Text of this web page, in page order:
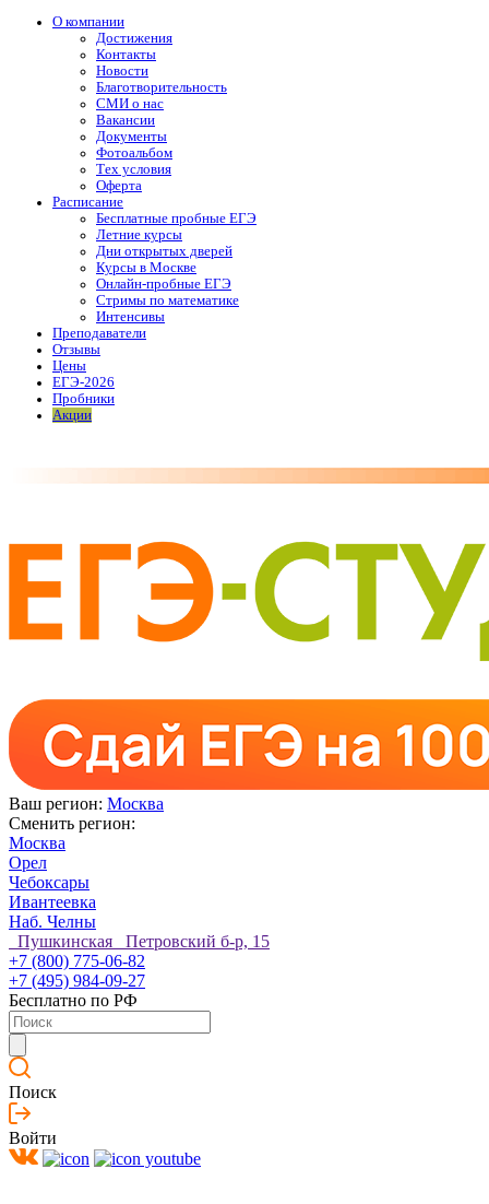
О компании
Достижения
Контакты
Новости
Благотворительность
СМИ о нас
Вакансии
Документы
Фотоальбом
Тех условия
Оферта
Расписание
Бесплатные пробные ЕГЭ
Летние курсы
Дни открытых дверей
Курсы в Москве
Онлайн-пробные ЕГЭ
Стримы по математике
Интенсивы
Преподаватели
Отзывы
Цены
ЕГЭ-2026
Пробники
Акции
Ваш регион: Москва
Сменить регион:
Москва
Орел
Чебоксары
Ивантеевка
Наб. Челны
Пушкинская Петровский б-р, 15
+7 (800) 775-06-82
+7 (495) 984-09-27
Бесплатно по РФ
Поиск
Войти